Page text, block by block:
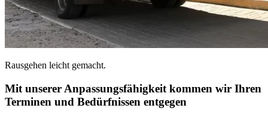
Rausgehen leicht gemacht.
Mit unserer Anpassungsfähigkeit kommen wir Ihren
Terminen und Bedürfnissen entgegen